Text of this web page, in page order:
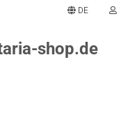
DE
shop.de